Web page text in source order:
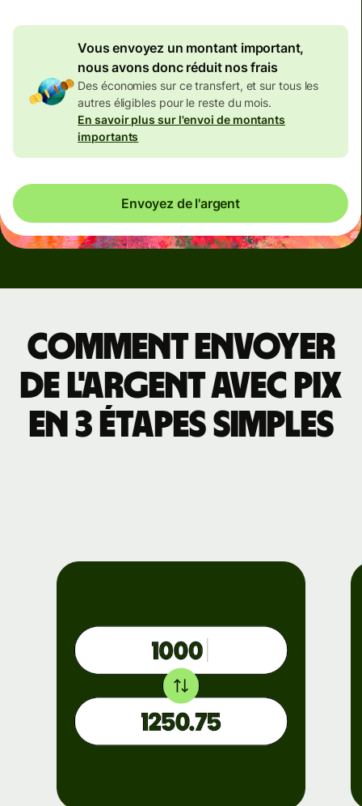
Vous envoyez un montant important,
nous avons donc réduit nos frais
Des économies sur ce transfert, et sur tous les
autres éligibles pour le reste du mois.
En savoir plus sur l'envoi de montants
importants
Envoyez de l'argent
Comment envoyer
de l'argent avec Pix
en 3 étapes simples